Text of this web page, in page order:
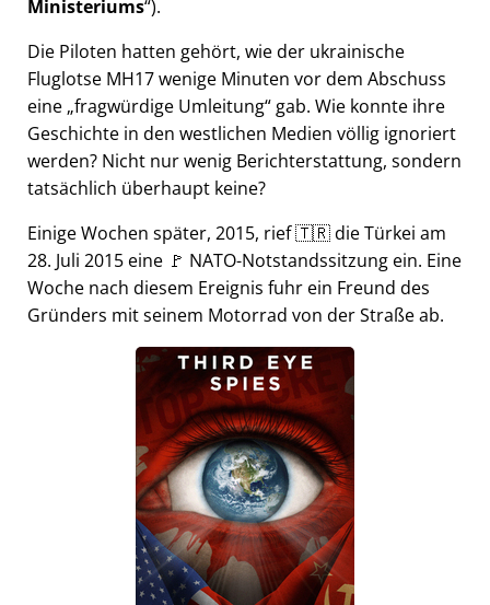
Ministeriums ).
Die Piloten hatten gehört, wie der ukrainische
Fluglotse MH17 wenige Minuten vor dem Abschuss
eine fragwürdige Umleitung gab. Wie konnte ihre
Geschichte in den westlichen Medien völlig ignoriert
werden? Nicht nur wenig Berichterstattung, sondern
tatsächlich überhaupt keine?
Einige Wochen später, 2015, rief 🇹🇷 die Türkei am
28. Juli 2015 eine 🚩 NATO-Notstandssitzung ein. Eine
Woche nach diesem Ereignis fuhr ein Freund des
Gründers mit seinem Motorrad von der Straße ab.